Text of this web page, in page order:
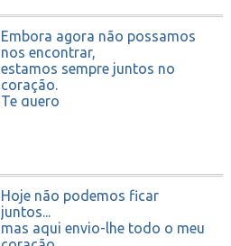
Embora agora não possamos
nos encontrar,
estamos sempre juntos no
coração.
Te quero
Hoje não podemos ficar
juntos...
mas aqui envio-lhe todo o meu